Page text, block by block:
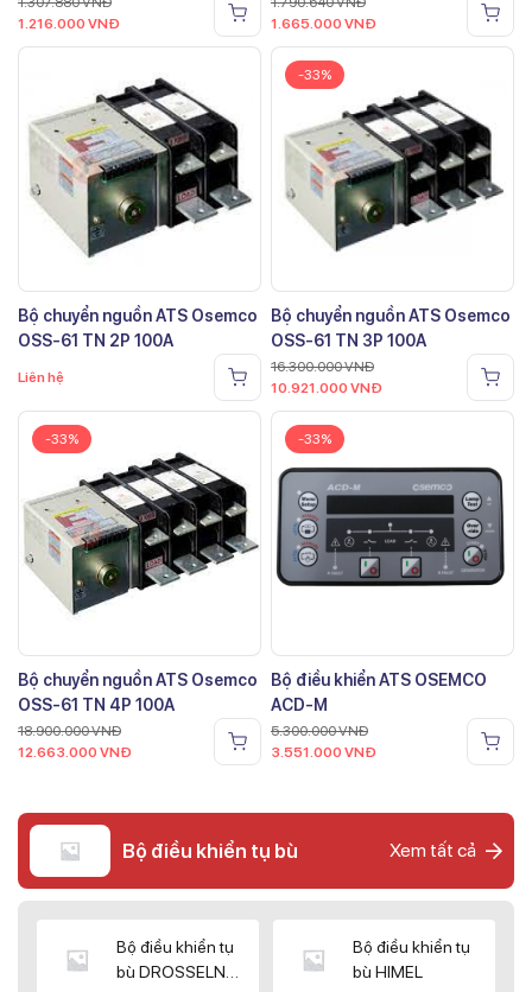
1.216.000 VNĐ
1.665.000 VNĐ
Bộ chuyển nguồn ATS Osemco
OSS-61 TN 2P 100A
Liên hệ
-33%
Bộ chuyển nguồn ATS Osemco
OSS-61 TN 3P 100A
16.300.000VNĐ
10.921.000 VNĐ
-33%
Bộ chuyển nguồn ATS Osemco
OSS-61 TN 4P 100A
18.900.000VNĐ
12.663.000 VNĐ
-33%
Bộ điều khiển ATS OSEMCO
ACD-M
5.300.000VNĐ
3.551.000 VNĐ
Bộ điều khiển tụ bù Xem tất cả
Bộ điều khiển tụ
bù DROSSELN
Bộ điều khiển tụ
bù HIMEL